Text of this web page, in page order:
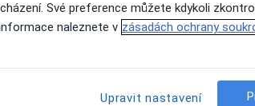
Dnes
6 Srpen
Zítra
7 Srpen
So
8 Srpen
Ne
9 Srpen
Online rezervace termínu není k
Své preference můžete kdykoli
naleznete v zásadách ochrany
Upravit nastavení